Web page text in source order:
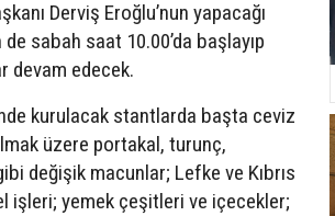
Derviş Eroğlu’nun yapacağı
sabah saat 10.00’da başlayıp
devam edecek.
kurulacak stantlarda başta ceviz
üzere portakal, turunç,
değişik macunlar; Lefke ve Kıbrıs
işleri; yemek çeşitleri ve içecekler;